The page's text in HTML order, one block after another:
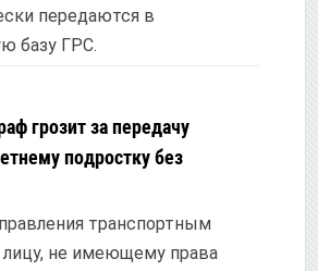
передаются в
базу ГРС.
грозит за передачу
подростку без
транспортным
не имеющему права